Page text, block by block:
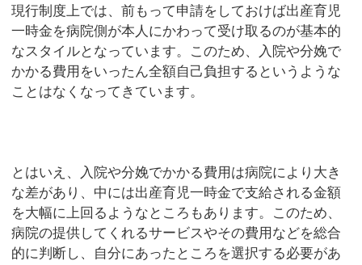
現行制度上では、前もって申請をしておけば出産育児
一時金を病院側が本人にかわって受け取るのが基本的
なスタイルとなっています。このため、入院や分娩で
かかる費用をいったん全額自己負担するというような
ことはなくなってきています。
とはいえ、入院や分娩でかかる費用は病院により大き
な差があり、中には出産育児一時金で支給される金額
を大幅に上回るようなところもあります。このため、
病院の提供してくれるサービスやその費用などを総合
的に判断し、自分にあったところを選択する必要があ